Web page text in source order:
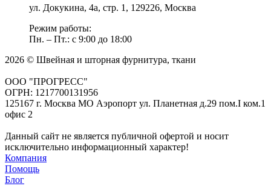
ул. Докукина, 4а, стр. 1, 129226, Москва
Режим работы:
Пн. – Пт.: с 9:00 до 18:00
2026 © Швейная и шторная фурнитура, ткани
ООО "ПРОГРЕСС"
ОГРН: 1217700131956
125167 г. Москва МО Аэропорт ул. Планетная д.29 пом.I ком.1
офис 2
Данный сайт не является публичной офертой и носит
исключительно информационный характер!
Компания
Помощь
Блог